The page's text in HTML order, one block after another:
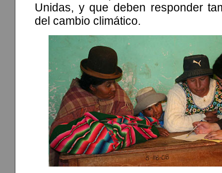
Unidas, y que deben responder
del cambio climático.